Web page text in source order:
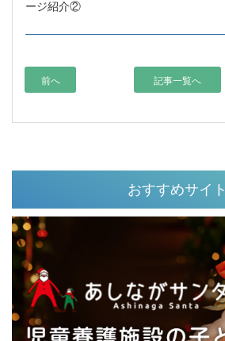
ージ紹介②
前へ 記事一覧へ
おすすめサイト